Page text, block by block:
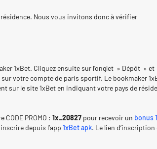
Nous vous invitons donc à vérifier
1xBet. Cliquez ensuite sur l’onglet » Dépôt » et
votre compte de paris sportif. Le bookmaker
sur le site 1xBet en indiquant votre pays de
PROMO : 1x_20827 pour recevoir un bonus
depuis l’app 1xBet apk. Le lien d’inscription